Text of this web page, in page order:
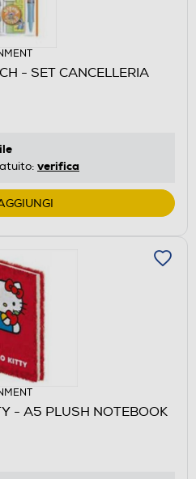
verifica
- A5 PLUSH NOTEBOOK